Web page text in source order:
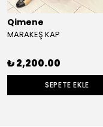
Qimene
MARAKEŞ KAP
₺ 2,200.00
SEPETE EKLE